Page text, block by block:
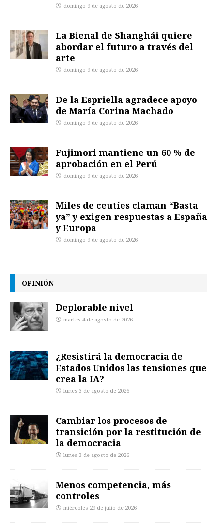
domingo 9 de agosto de 2026
La Bienal de Shanghái quiere
abordar el futuro a través del
arte
domingo 9 de agosto de 2026
De la Espriella agradece apoyo
de María Corina Machado
domingo 9 de agosto de 2026
Fujimori mantiene un 60 % de
aprobación en el Perú
domingo 9 de agosto de 2026
Miles de ceutíes claman “Basta
ya” y exigen respuestas a España
y Europa
domingo 9 de agosto de 2026
OPINIÓN
Deplorable nivel
martes 4 de agosto de 2026
¿Resistirá la democracia de
Estados Unidos las tensiones que
crea la IA?
lunes 3 de agosto de 2026
Cambiar los procesos de
transición por la restitución de
la democracia
lunes 3 de agosto de 2026
Menos competencia, más
controles
miércoles 29 de julio de 2026